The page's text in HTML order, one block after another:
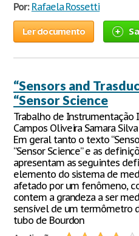
Por: Rafaela Rossetti
Ler documento
“Sensors and
“Sensor Science
Trabalho de Instrumentação
Campos Oliveira Samara
Em geral tanto o texto
“Sensor Science” e as
apresentam as seguintes
elemento do sistema de
afetado por um fenômeno,
contem a grandeza a ser
sensível de um termômetro
tubo de Bourdon